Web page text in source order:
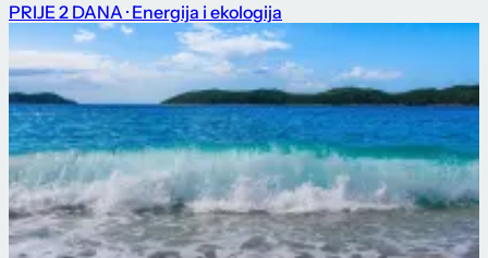
PRIJE 2 DANA · Energija i ekologija